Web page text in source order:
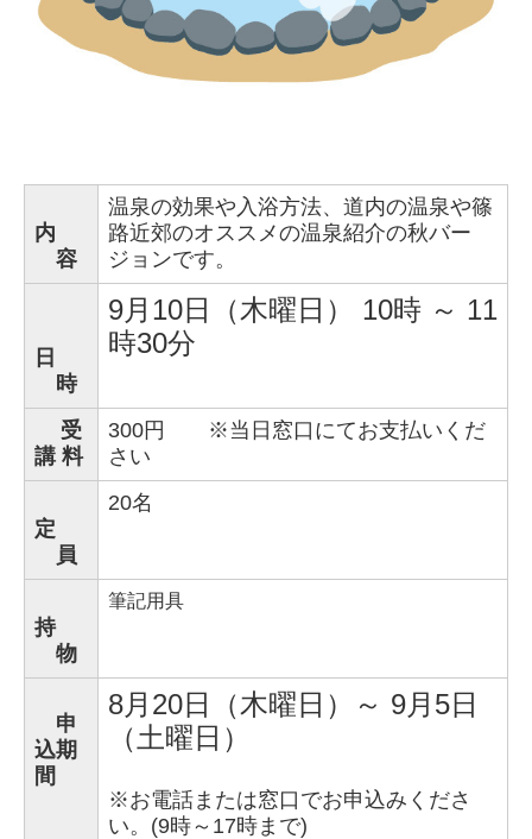
内
容
温泉の効果や入浴方法、道内の温泉や篠
路近郊のオススメの温泉紹介の秋バー
ジョンです。
日
時
9月10日（木曜日）
10時 ～ 11
時30分
受
講 料
300円 ※当日窓口にてお支払いくだ
さい
定
員
20名
持
物
筆記用具
申
込期
間
8月20日（木曜日）～ 9月5日
（土曜日）
※お電話または窓口でお申込みくださ
い。(9時～17時まで)